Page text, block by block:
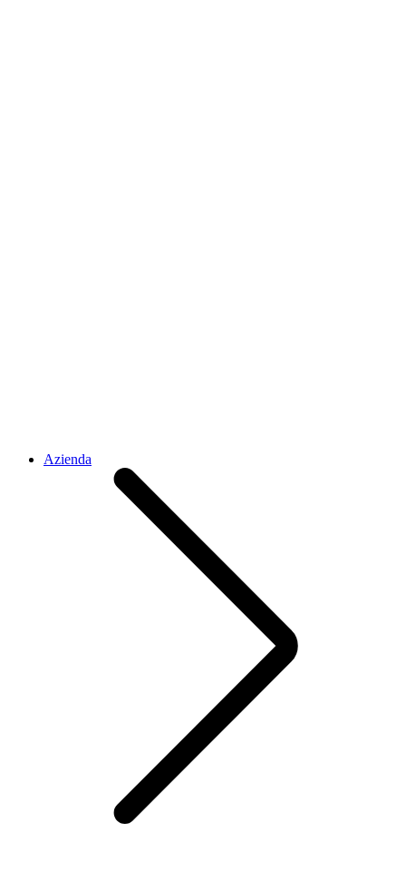
Azienda